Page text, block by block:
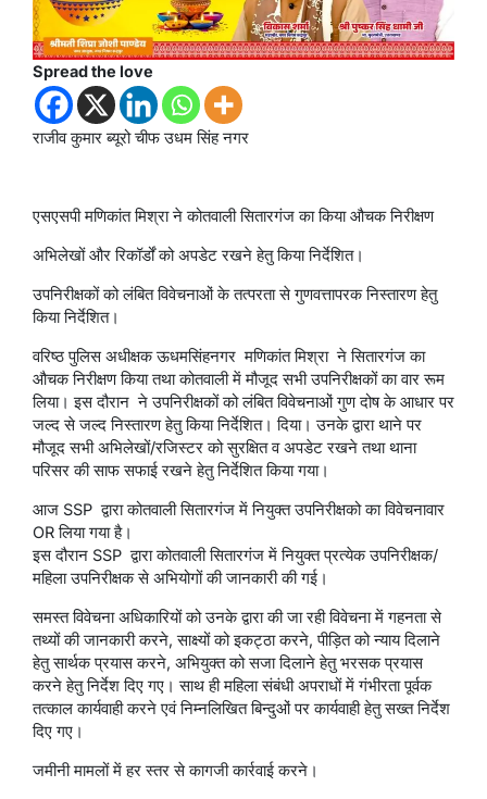
Spread the love
राजीव कुमार ब्यूरो चीफ उधम सिंह नगर
एसएसपी मणिकांत मिश्रा ने कोतवाली सितारगंज का किया औचक निरीक्षण
अभिलेखों और रिकॉर्डों को अपडेट रखने हेतु किया निर्देशित।
उपनिरीक्षकों को लंबित विवेचनाओं के तत्परता से गुणवत्तापरक निस्तारण हेतु
किया निर्देशित।
वरिष्ठ पुलिस अधीक्षक ऊधमसिंहनगर मणिकांत मिश्रा ने सितारगंज का
औचक निरीक्षण किया तथा कोतवाली में मौजूद सभी उपनिरीक्षकों का वार रूम
लिया। इस दौरान ने उपनिरीक्षकों को लंबित विवेचनाओं गुण दोष के आधार पर
जल्द से जल्द निस्तारण हेतु किया निर्देशित। दिया। उनके द्वारा थाने पर
मौजूद सभी अभिलेखों/रजिस्टर को सुरक्षित व अपडेट रखने तथा थाना
परिसर की साफ सफाई रखने हेतु निर्देशित किया गया।
आज SSP द्वारा कोतवाली सितारगंज में नियुक्त उपनिरीक्षको का विवेचनावार
OR लिया गया है।
इस दौरान SSP द्वारा कोतवाली सितारगंज में नियुक्त प्रत्येक उपनिरीक्षक/
महिला उपनिरीक्षक से अभियोगों की जानकारी की गई।
समस्त विवेचना अधिकारियों को उनके द्वारा की जा रही विवेचना में गहनता से
तथ्यों की जानकारी करने, साक्ष्यों को इकट्ठा करने, पीड़ित को न्याय दिलाने
हेतु सार्थक प्रयास करने, अभियुक्त को सजा दिलाने हेतु भरसक प्रयास
करने हेतु निर्देश दिए गए। साथ ही महिला संबंधी अपराधों में गंभीरता पूर्वक
तत्काल कार्यवाही करने एवं निम्नलिखित बिन्दुओं पर कार्यवाही हेतु सख्त निर्देश
दिए गए।
जमीनी मामलों में हर स्तर से कागजी कार्रवाई करने।